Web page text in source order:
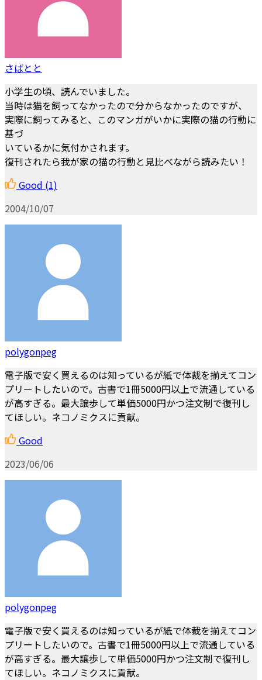
さばとと
小学生の頃、読んでいました。
当時は猫を飼ってなかったので分からなかったのですが、
実際に飼ってみると、このマンガがいかに実際の猫の行動に
基づ
いているかに気付かされます。
復刊されたら我が家の猫の行動と見比べながら読みたい！
Good (1)
2004/10/07
polygonpeg
電子版で安く買えるのは知っているが紙で体裁を揃えてコン
プリートしたいので。古書で1冊5000円以上で流通している
が高すぎる。最大譲歩して単価5000円かつ注文制で復刊し
てほしい。ネコノミクスに貢献。
Good
2023/06/06
polygonpeg
電子版で安く買えるのは知っているが紙で体裁を揃えてコン
プリートしたいので。古書で1冊5000円以上で流通している
が高すぎる。最大譲歩して単価5000円かつ注文制で復刊し
てほしい。ネコノミクスに貢献。